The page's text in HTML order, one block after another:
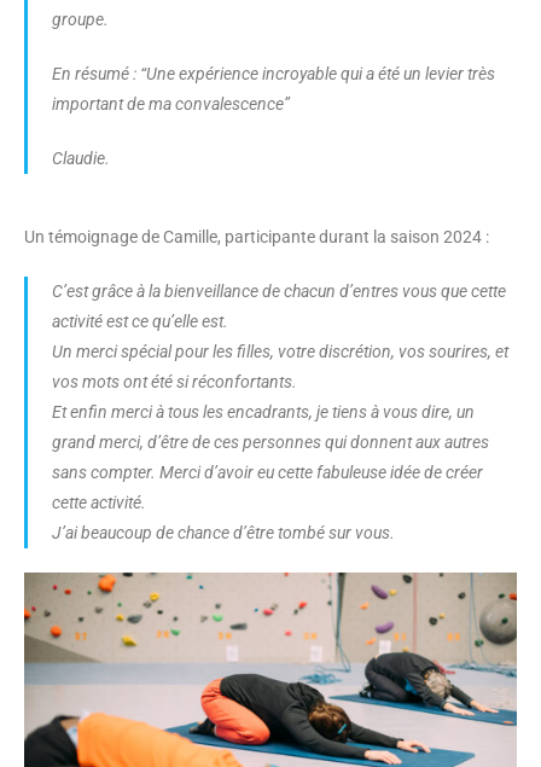
groupe.
En résumé : “Une expérience incroyable qui a été un levier très
important de ma convalescence”
Claudie.
Un témoignage de Camille, participante durant la saison 2024 :
C’est grâce à la bienveillance de chacun d’entres vous que cette
activité est ce qu’elle est.
Un merci spécial pour les filles, votre discrétion, vos sourires, et
vos mots ont été si réconfortants.
Et enfin merci à tous les encadrants, je tiens à vous dire, un
grand merci, d’être de ces personnes qui donnent aux autres
sans compter. Merci d’avoir eu cette fabuleuse idée de créer
cette activité.
J’ai beaucoup de chance d’être tombé sur vous.